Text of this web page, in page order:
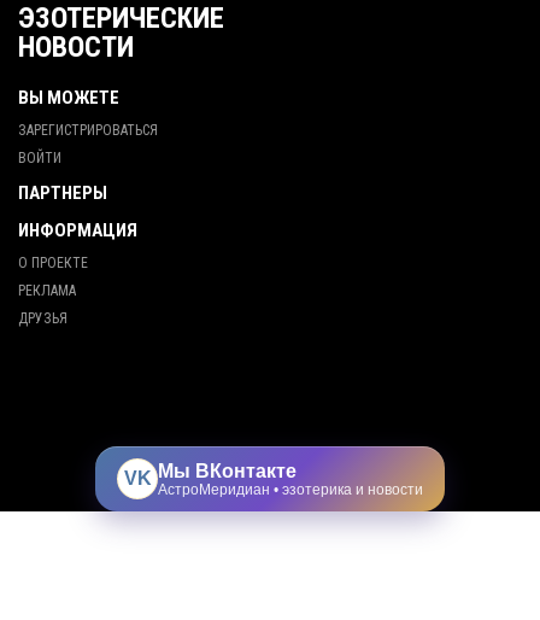
ЭЗОТЕРИЧЕСКИЕ
НОВОСТИ
ВЫ МОЖЕТЕ
ЗАРЕГИСТРИРОВАТЬСЯ
ВОЙТИ
ПАРТНЕРЫ
ИНФОРМАЦИЯ
О ПРОЕКТЕ
РЕКЛАМА
ДРУЗЬЯ
VK Мы ВКонтакте
АстроМеридиан • эзотерика и новости